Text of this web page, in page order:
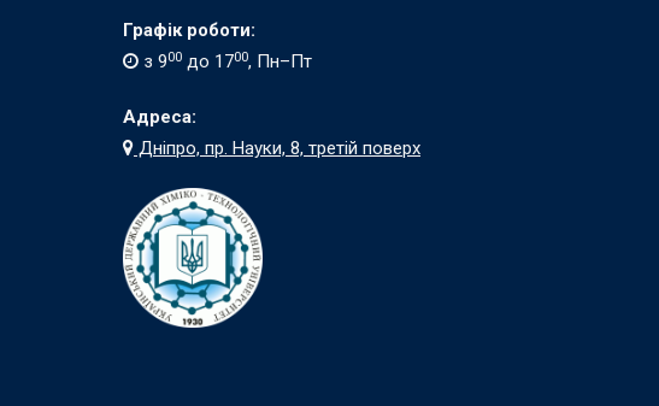
Графік роботи:
з 900 до 1700, Пн–Пт
Адреса:
Дніпро, пр. Науки, 8, третій поверх